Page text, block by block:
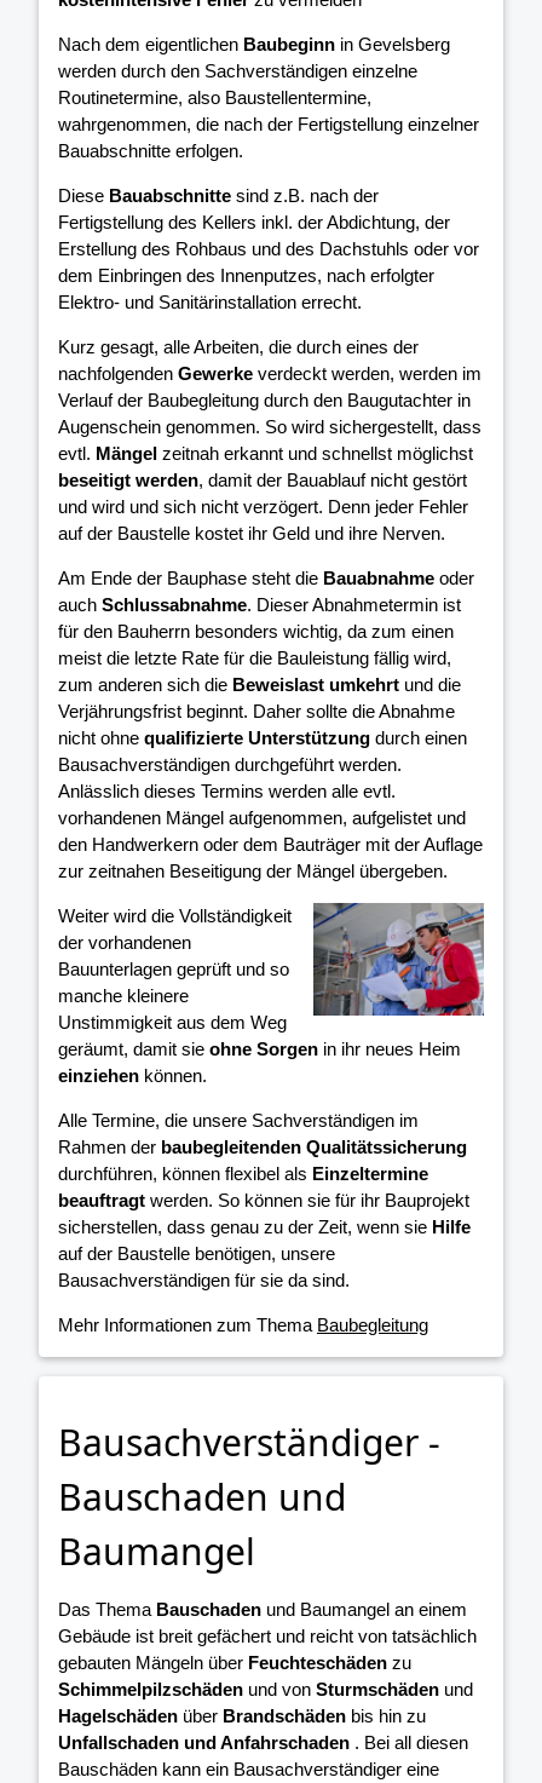
Nach dem eigentlichen Baubeginn in Gevelsberg
werden durch den Sachverständigen einzelne
Routinetermine, also Baustellentermine,
wahrgenommen, die nach der Fertigstellung einzelner
Bauabschnitte erfolgen.
Diese Bauabschnitte sind z.B. nach der
Fertigstellung des Kellers inkl. der Abdichtung, der
Erstellung des Rohbaus und des Dachstuhls oder vor
dem Einbringen des Innenputzes, nach erfolgter
Elektro- und Sanitärinstallation errecht.
Kurz gesagt, alle Arbeiten, die durch eines der
nachfolgenden Gewerke verdeckt werden, werden im
Verlauf der Baubegleitung durch den Baugutachter in
Augenschein genommen. So wird sichergestellt, dass
evtl. Mängel zeitnah erkannt und schnellst möglichst
beseitigt werden, damit der Bauablauf nicht gestört
und wird und sich nicht verzögert. Denn jeder Fehler
auf der Baustelle kostet ihr Geld und ihre Nerven.
Am Ende der Bauphase steht die Bauabnahme oder
auch Schlussabnahme. Dieser Abnahmetermin ist
für den Bauherrn besonders wichtig, da zum einen
meist die letzte Rate für die Bauleistung fällig wird,
zum anderen sich die Beweislast umkehrt und die
Verjährungsfrist beginnt. Daher sollte die Abnahme
nicht ohne qualifizierte Unterstützung durch einen
Bausachverständigen durchgeführt werden.
Anlässlich dieses Termins werden alle evtl.
vorhandenen Mängel aufgenommen, aufgelistet und
den Handwerkern oder dem Bauträger mit der Auflage
zur zeitnahen Beseitigung der Mängel übergeben.
Weiter wird die Vollständigkeit
der vorhandenen
Bauunterlagen geprüft und so
manche kleinere
Unstimmigkeit aus dem Weg
geräumt, damit sie ohne Sorgen in ihr neues Heim
einziehen können.
Alle Termine, die unsere Sachverständigen im
Rahmen der baubegleitenden Qualitätssicherung
durchführen, können flexibel als Einzeltermine
beauftragt werden. So können sie für ihr Bauprojekt
sicherstellen, dass genau zu der Zeit, wenn sie Hilfe
auf der Baustelle benötigen, unsere
Bausachverständigen für sie da sind.
Mehr Informationen zum Thema Baubegleitung
Bausachverständiger -
Bauschaden und
Baumangel
Das Thema Bauschaden und Baumangel an einem
Gebäude ist breit gefächert und reicht von tatsächlich
gebauten Mängeln über Feuchteschäden zu
Schimmelpilzschäden und von Sturmschäden und
Hagelschäden über Brandschäden bis hin zu
Unfallschaden und Anfahrschaden . Bei all diesen
Bauschäden kann ein Bausachverständiger eine